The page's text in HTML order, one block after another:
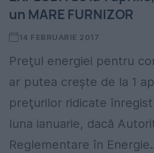
un MARE FURNIZOR
14 FEBRUARIE 2017
Preţul energiei pentru
ar putea creşte de la 1
preţurilor ridicate
luna ianuarie, dacă
Reglementare în